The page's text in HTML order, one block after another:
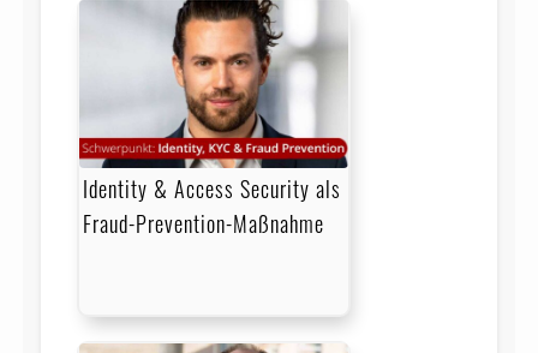
Identity & Access Security als
Fraud-Prevention-Maßnahme